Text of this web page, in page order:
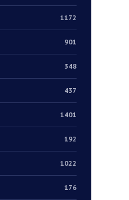
1172
901
348
437
1401
192
1022
176